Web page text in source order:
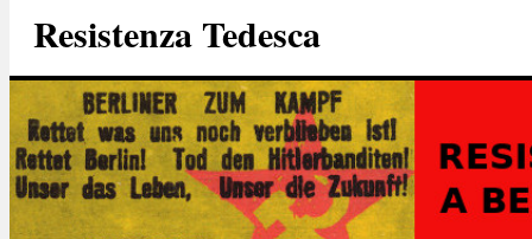
Resistenza Tedesca